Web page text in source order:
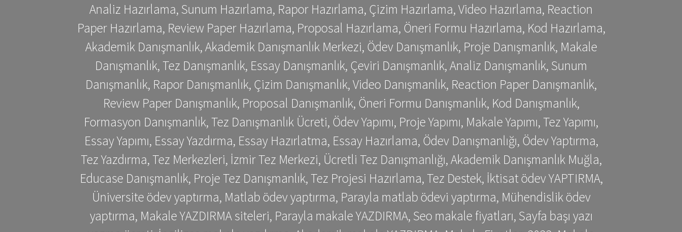
Analiz Hazırlama, Sunum Hazırlama, Rapor Hazırlama, Çizim Hazırlama, Video Hazırlama, Reaction
Paper Hazırlama, Review Paper Hazırlama, Proposal Hazırlama, Öneri Formu Hazırlama, Kod Hazırlama,
Akademik Danışmanlık, Akademik Danışmanlık Merkezi, Ödev Danışmanlık, Proje Danışmanlık, Makale
Danışmanlık, Tez Danışmanlık, Essay Danışmanlık, Çeviri Danışmanlık, Analiz Danışmanlık, Sunum
Danışmanlık, Rapor Danışmanlık, Çizim Danışmanlık, Video Danışmanlık, Reaction Paper Danışmanlık,
Review Paper Danışmanlık, Proposal Danışmanlık, Öneri Formu Danışmanlık, Kod Danışmanlık,
Formasyon Danışmanlık, Tez Danışmanlık Ücreti, Ödev Yapımı, Proje Yapımı, Makale Yapımı, Tez Yapımı,
Essay Yapımı, Essay Yazdırma, Essay Hazırlatma, Essay Hazırlama, Ödev Danışmanlığı, Ödev Yaptırma,
Tez Yazdırma, Tez Merkezleri, İzmir Tez Merkezi, Ücretli Tez Danışmanlığı, Akademik Danışmanlık Muğla,
Educase Danışmanlık, Proje Tez Danışmanlık, Tez Projesi Hazırlama, Tez Destek, İktisat ödev YAPTIRMA,
Üniversite ödev yaptırma, Matlab ödev yaptırma, Parayla matlab ödevi yaptırma, Mühendislik ödev
yaptırma, Makale YAZDIRMA siteleri, Parayla makale YAZDIRMA, Seo makale fiyatları, Sayfa başı yazı